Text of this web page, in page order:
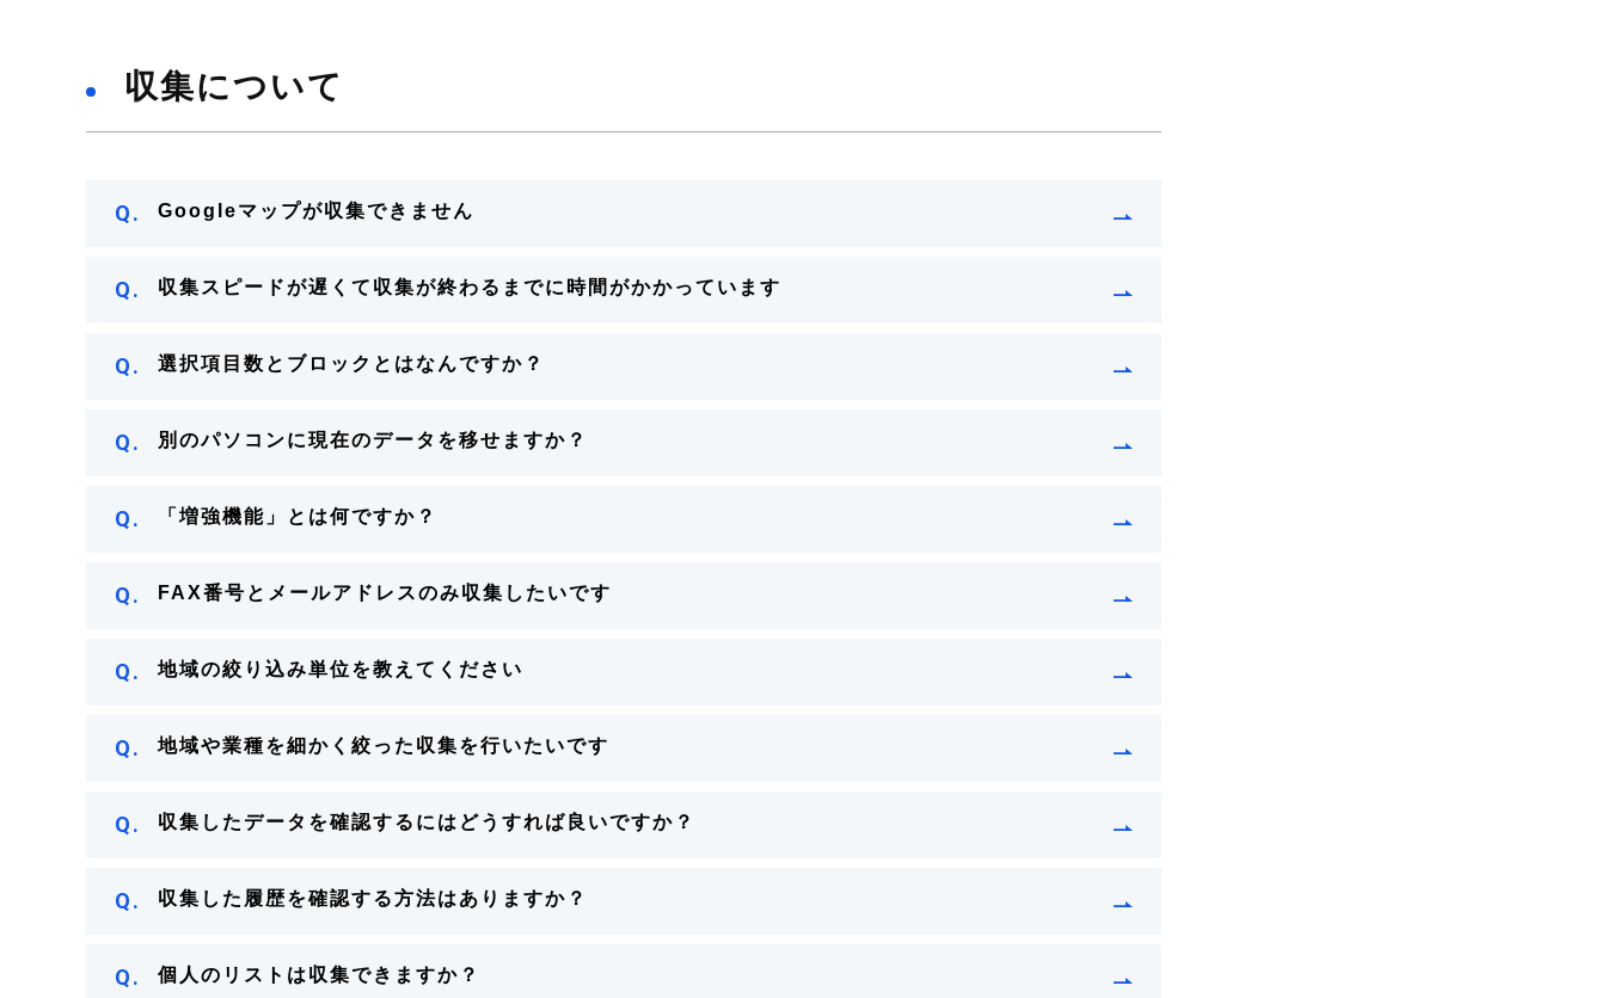
収集について
Q. Googleマップが収集できません
Q. 収集スピードが遅くて収集が終わるまでに時間がかかっています
Q. 選択項目数とブロックとはなんですか？
Q. 別のパソコンに現在のデータを移せますか？
Q. 「増強機能」とは何ですか？
Q. FAX番号とメールアドレスのみ収集したいです
Q. 地域の絞り込み単位を教えてください
Q. 地域や業種を細かく絞った収集を行いたいです
Q. 収集したデータを確認するにはどうすれば良いですか？
Q. 収集した履歴を確認する方法はありますか？
Q. 個人のリストは収集できますか？